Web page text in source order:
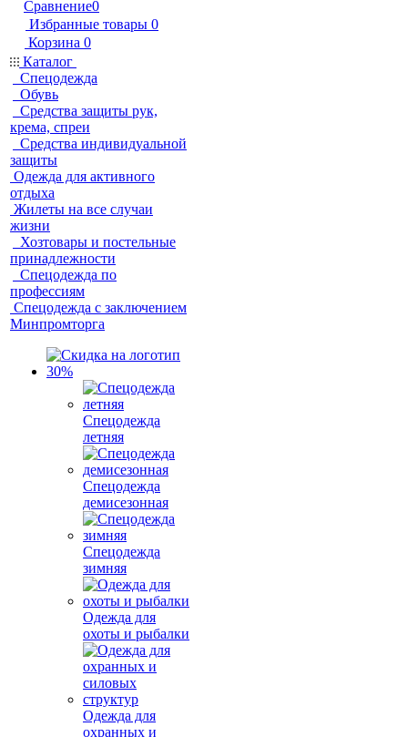
Сравнение0
Избранные товары 0
Корзина 0
Каталог
Спецодежда
Обувь
Средства защиты рук,
крема, спреи
Средства индивидуальной
защиты
Одежда для активного
отдыха
Жилеты на все случаи
жизни
Хозтовары и постельные
принадлежности
Спецодежда по
профессиям
Спецодежда с заключением
Минпромторга
Спецодежда
летняя
Спецодежда
демисезонная
Спецодежда
зимняя
Одежда для
охоты и рыбалки
Одежда для
охранных и